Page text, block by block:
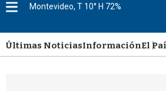
u
Montevideo, T 10° H 72%
Últimas NoticiasInformaciónEl